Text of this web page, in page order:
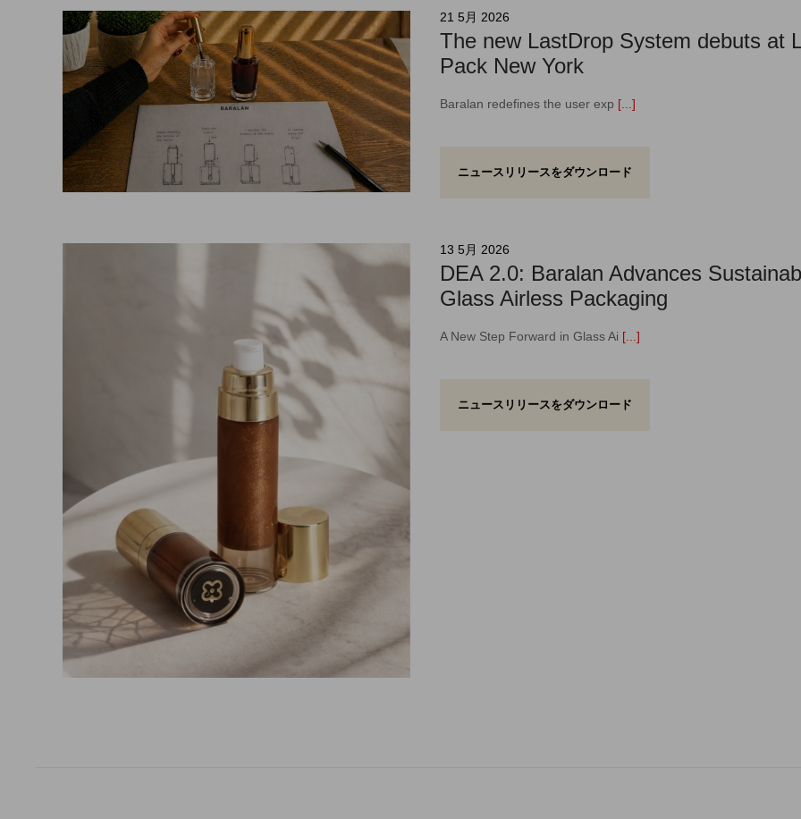
21 5月 2026
The new LastDrop System debuts at
Pack New York
Baralan redefines the user exp [...]
ニュースリリースをダウンロード
13 5月 2026
DEA 2.0: Baralan Advances
Glass Airless Packaging
A New Step Forward in Glass Ai [...]
ニュースリリースをダウンロード